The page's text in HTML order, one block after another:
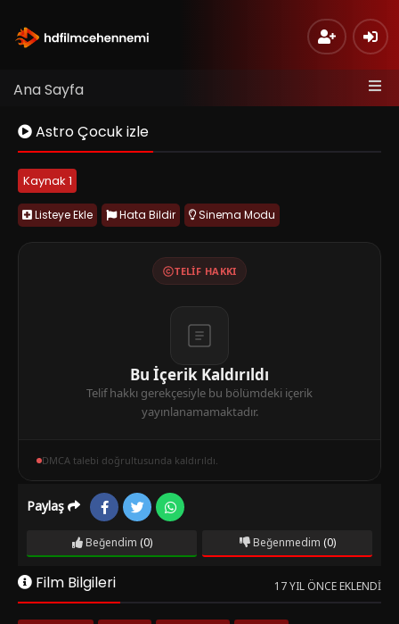
Ana Sayfa
Astro Çocuk izle
Kaynak 1
Listeye Ekle Hata Bildir Sinema Modu
TELIF HAKKI
Bu İçerik Kaldırıldı
Telif hakkı gerekçesiyle bu bölümdeki içerik
yayınlanamamaktadır.
DMCA talebi doğrultusunda kaldırıldı.
Paylaş
Beğendim (0) Beğenmedim (0)
Film Bilgileri 17 YIL ÖNCE EKLENDI